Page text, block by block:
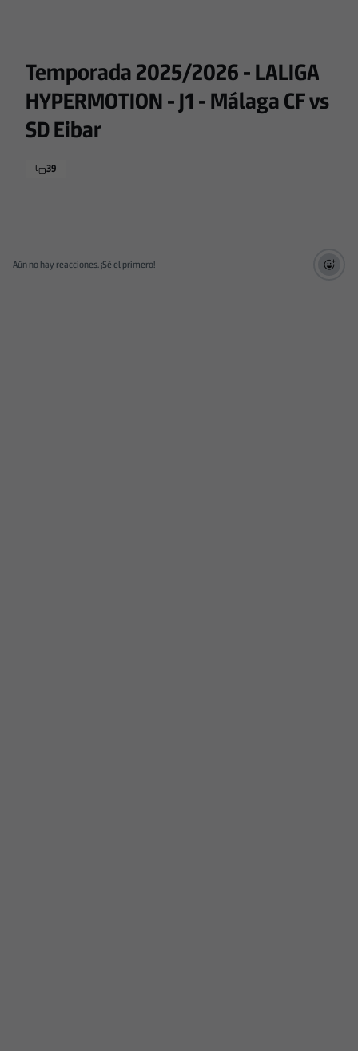
Temporada 2025/2026 - LALIGA
HYPERMOTION - J1 - Málaga CF vs
SD Eibar
39
Aún no hay reacciones. ¡Sé el primero!